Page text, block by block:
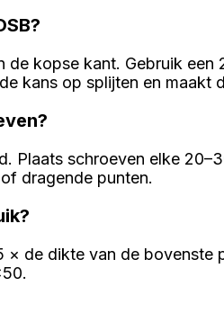
kopse kant. Gebruik een
kans op splijten en maakt
Plaats schroeven elke
dragende punten.
de dikte van de bovenste